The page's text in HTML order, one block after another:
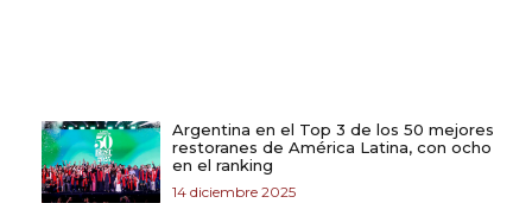
Argentina en el Top 3 de los 50 mejores
restoranes de América Latina, con ocho
en el ranking
14 diciembre 2025